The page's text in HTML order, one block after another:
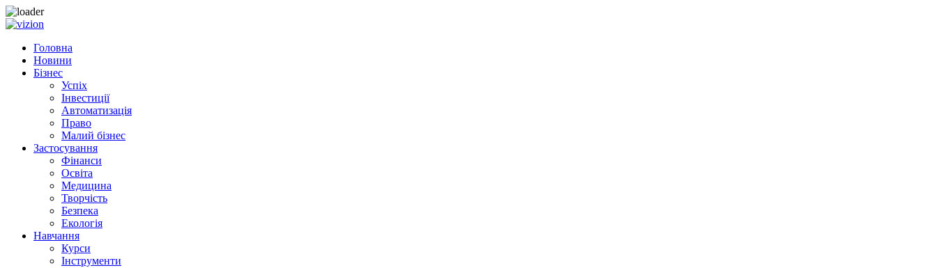
Skip to content
Головна
Новини
Бізнес
Успіх
Інвестиції
Автоматизація
Право
Малий бізнес
Застосування
Фінанси
Освіта
Медицина
Творчість
Безпека
Екологія
Навчання
Курси
Інструменти